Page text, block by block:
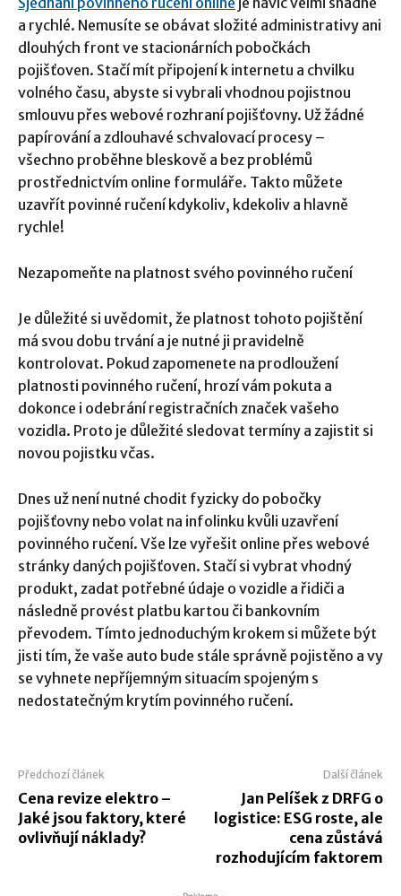
a rychlé. Nemusíte se obávat složité administrativy ani
dlouhých front ve stacionárních pobočkách
pojišťoven. Stačí mít připojení k internetu a chvilku
volného času, abyste si vybrali vhodnou pojistnou
smlouvu přes webové rozhraní pojišťovny. Už žádné
papírování a zdlouhavé schvalovací procesy –
všechno proběhne bleskově a bez problémů
prostřednictvím online formuláře. Takto můžete
uzavřít povinné ručení kdykoliv, kdekoliv a hlavně
rychle!
Nezapomeňte na platnost svého povinného ručení
Je důležité si uvědomit, že platnost tohoto pojištění
má svou dobu trvání a je nutné ji pravidelně
kontrolovat. Pokud zapomenete na prodloužení
platnosti povinného ručení, hrozí vám pokuta a
dokonce i odebrání registračních značek vašeho
vozidla. Proto je důležité sledovat termíny a zajistit si
novou pojistku včas.
Dnes už není nutné chodit fyzicky do pobočky
pojišťovny nebo volat na infolinku kvůli uzavření
povinného ručení. Vše lze vyřešit online přes webové
stránky daných pojišťoven. Stačí si vybrat vhodný
produkt, zadat potřebné údaje o vozidle a řidiči a
následně provést platbu kartou či bankovním
převodem. Tímto jednoduchým krokem si můžete být
jisti tím, že vaše auto bude stále správně pojistěno a vy
se vyhnete nepříjemným situacím spojeným s
nedostatečným krytím povinného ručení.
Předchozí článek
Cena revize elektro –
Jaké jsou faktory, které
ovlivňují náklady?
Další článek
Jan Pelíšek z DRFG o
logistice: ESG roste, ale
cena zůstává
rozhodujícím faktorem